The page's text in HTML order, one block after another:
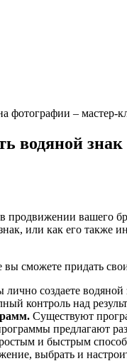
фотографии –
водяной
продвижении
или как его
сможете придать
создаете
контроль над
Существуют
предлагают
и быстрым
выбрать и